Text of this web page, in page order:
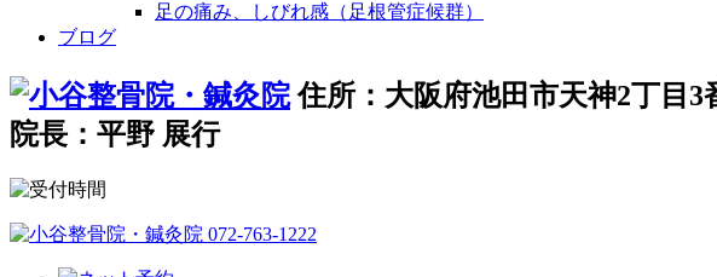
足の痛み、しびれ感（足根管症候群）
ブログ
住所：大阪府池田市天神2丁目3
院長：平野 展行